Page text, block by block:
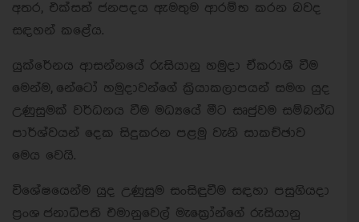
අතර, එක්සත් ජනපදය ඇමතුම ආරම්භ කරන බවද
සඳහන් කළේය.
යුක්රේනය ආසන්නයේ රුසියානු හමුදා ඒකරාශී වීම
මෙන්ම, නේටෝ හමුදාවන්ගේ ක්‍රියාකලාපයන් සමග යුද
උණුසුමක් වර්ධනය වීම මධ්‍යයේ මීට සෘජුවම සම්බන්ධ
පාර්ශ්වයන් දෙක සිදුකරන පළමු වැනි සාකච්ඡාව
මෙය වෙයි.
විශේෂයෙන්ම යුද උණුසුම සංසිඳුවීම සඳහා පසුගියදා
ප්‍රංශ ජනාධිපති එමානුවෙල් මැක්‍රෝන්ගේ රුසියානු